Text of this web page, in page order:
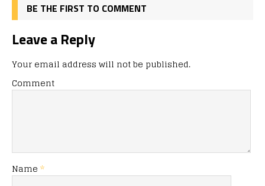
BE THE FIRST TO COMMENT
Leave a Reply
Your email address will not be published.
Comment
Name *